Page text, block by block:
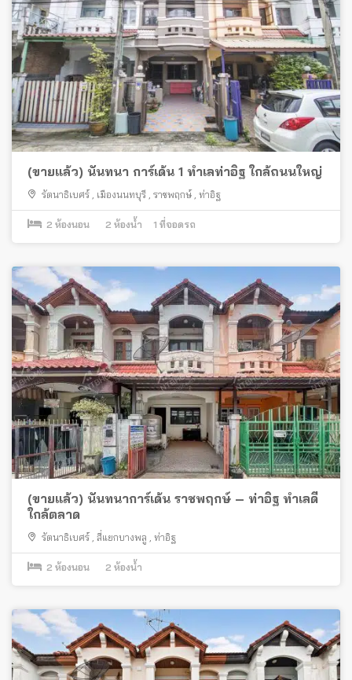
(ขายแล้ว) นันทนา การ์เด้น 1 ทำเลท่าอิฐ ใกล้ถนนใหญ่
รัตนาธิเบศร์ เมืองนนทบุรี ราชพฤกษ์ ท่าอิฐ
2 ห้องนอน 2 ห้องน้ำ 1 ที่จอดรถ
(ขายแล้ว) นันทนาการ์เด้น ราชพฤกษ์ – ท่าอิฐ ทำเลดี
ใกล้ตลาด
รัตนาธิเบศร์ สี่แยกบางพลู ท่าอิฐ
2 ห้องนอน 2 ห้องน้ำ